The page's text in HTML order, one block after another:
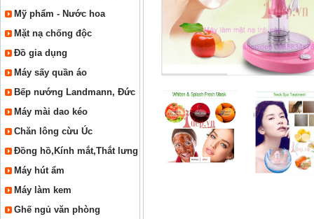
Mỹ phẩm - Nước hoa
Mặt nạ chống độc
Đồ gia dụng
Máy sấy quần áo
Bếp nướng Landmann, Đức
Máy mài dao kéo
Chăn lông cừu Úc
Đồng hồ,Kính mắt,Thắt lưng
Máy hút ẩm
Máy làm kem
Ghế ngủ văn phòng